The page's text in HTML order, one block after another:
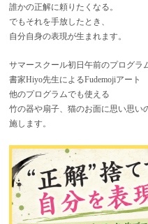
誰かの正解に頼りたくなる。
でもそれを手放したとき、
自分自身の表現が生まれます。
サマースクール初日午前のプログラ
書家Hiyo先生によるFudemojiアート
他のプログラムでも使える
竹の器や扇子、猫のお面に思い思い
施します。